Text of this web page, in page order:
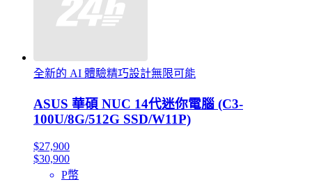
全新的 AI 體驗精巧設計無限可能
ASUS 華碩 NUC 14代迷你電腦 (C3-
100U/8G/512G SSD/W11P)
$27,900
$30,900
P幣